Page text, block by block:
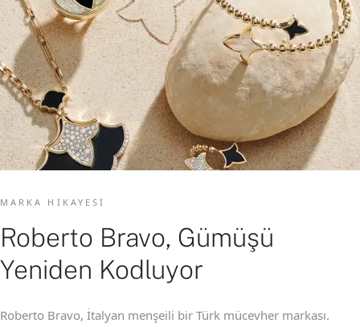
MARKA HIKAYESI
Roberto Bravo, Gümüşü
Yeniden Kodluyor
Roberto Bravo, İtalyan menşeili bir Türk mücevher markası.